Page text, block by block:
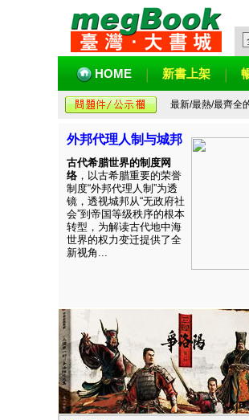
HOME 新書上架
最新/最熱/最齊全
外邦代理人制与城邦
古代希腊世界的制度网
络 ，以古希腊重要的荣誉
制度“外邦代理人制”为透
镜，透视城邦从“无政府社
会”到帝国等级秩序的根本
转型，为解读古代地中海
世界的权力变迁提供了全
新视角...